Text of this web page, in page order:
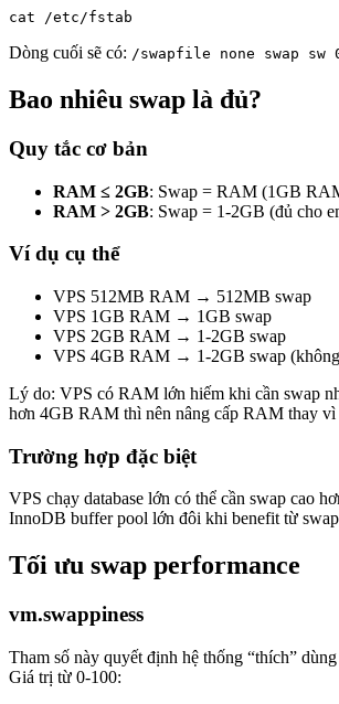
cat /etc/fstab
Dòng cuối sẽ có: /swapfile none swap sw
Bao nhiêu swap là đủ?
Quy tắc cơ bản
RAM ≤ 2GB: Swap = RAM (1GB
RAM > 2GB: Swap = 1-2GB (đủ cho
Ví dụ cụ thể
VPS 512MB RAM → 512MB swap
VPS 1GB RAM → 1GB swap
VPS 2GB RAM → 1-2GB swap
VPS 4GB RAM → 1-2GB swap (không
Lý do: VPS có RAM lớn hiếm khi cần swap
hơn 4GB RAM thì nên nâng cấp RAM thay vì
Trường hợp đặc biệt
VPS chạy database lớn có thể cần swap cao
InnoDB buffer pool lớn đôi khi benefit từ
Tối ưu swap performance
vm.swappiness
Tham số này quyết định hệ thống “thích”
Giá trị từ 0-100: